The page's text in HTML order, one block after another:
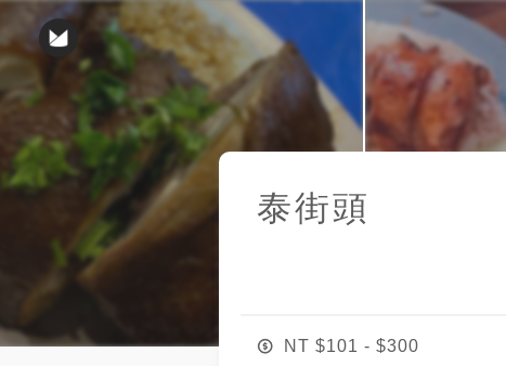
泰街頭
NT $101 - $300